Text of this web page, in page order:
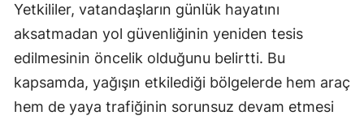
Yetkililer, vatandaşların günlük hayatını
aksatmadan yol güvenliğinin yeniden tesis
edilmesinin öncelik olduğunu belirtti. Bu
kapsamda, yağışın etkilediği bölgelerde hem araç
hem de yaya trafiğinin sorunsuz devam etmesi